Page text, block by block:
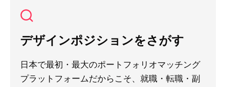
デザインポジションをさがす
日本で最初・最大のポートフォリオマッチング
プラットフォームだからこそ、就職・転職・副